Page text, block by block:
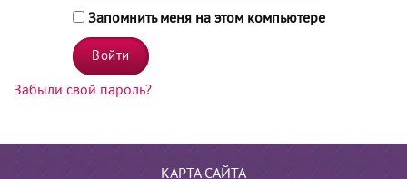
Запомнить меня на этом компьютере
Забыли свой пароль?
КАРТА САЙТА